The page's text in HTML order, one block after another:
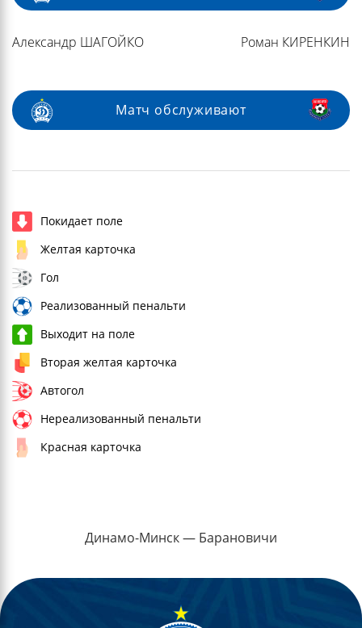
Александр ШАГОЙКО Роман КИРЕНКИН
Матч обслуживают
Покидает поле
Желтая карточка
Гол
Реализованный пенальти
Выходит на поле
Вторая желтая карточка
Автогол
Нереализованный пенальти
Красная карточка
Динамо-Минск — Барановичи